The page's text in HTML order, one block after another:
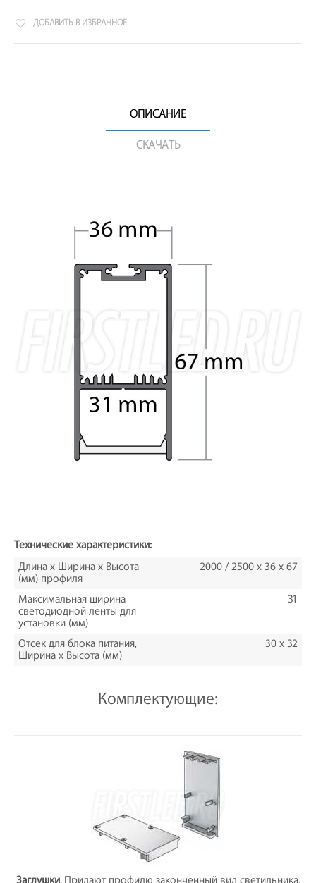
ДОБАВИТЬ В ИЗБРАННОЕ
ОПИСАНИЕ
СКАЧАТЬ
Технические характеристики:
Длина х Ширина х Высота
(мм) профиля
2000 / 2500 x 36 х 67
Максимальная ширина
светодиодной ленты для
установки (мм)
31
Отсек для блока питания,
Ширина х Высота (мм)
30 х 32
Комплектующие:
Заглушки. Придают профилю законченный вид светильника.